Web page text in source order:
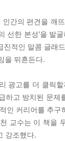
간의 편견을 깨
선한 본성’을 발
적인 말콤 글래
을 뒤흔든다.
광고를 더 클릭
고 방치된 문
인 커리어를 추
교수는 이 책을
강조했다.